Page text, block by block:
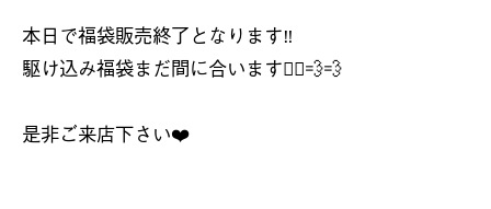
本日で福袋販売終了となります‼︎
駆け込み福袋まだ間に合います🏃‍♀️💨💨
是非ご来店下さい❤️